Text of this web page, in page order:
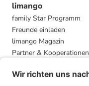
limango
family Star Programm
Freunde einladen
limango Magazin
Partner & Kooperationen
Presse